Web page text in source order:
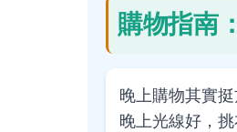
購物指南
晚上購物其實
晚上光線好，